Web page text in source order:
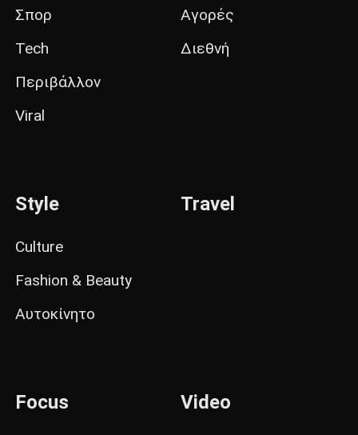
Σπορ
Tech
Περιβάλλον
Viral
Αγορές
Διεθνή
Style
Culture
Fashion & Beauty
Αυτοκίνητο
Travel
Focus Video